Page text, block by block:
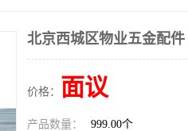
北京西城区物业五金配件
价格： 面议
产品数量： 999.00个